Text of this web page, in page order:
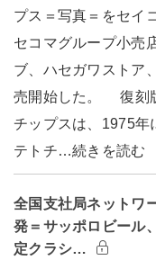
プス＝写真＝をセイ
セコマグループ小売
ブ、ハセガワストア
売開始した。 復刻
チップスは、1975年
テトチ…続きを読む
全国支社局ネットワ
発＝サッポロビール
定クラシ…